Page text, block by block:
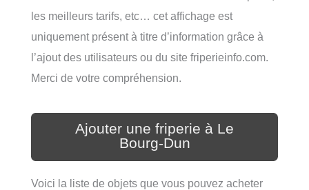
les meilleurs tarifs, etc… cet affichage est
uniquement présent à titre d’information grâce à
l’ajout des utilisateurs ou du site friperieinfo.com.
Merci de votre compréhension.
Ajouter une friperie à Le
Bourg-Dun
Voici la liste de objets que vous pouvez acheter